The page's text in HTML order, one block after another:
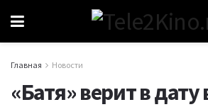
Главная Новости
«Батя» верит в